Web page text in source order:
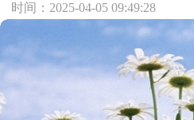
时间：2025-04-05 09:49:28